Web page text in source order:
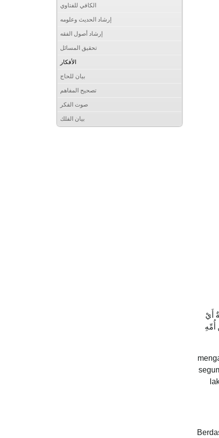
أَيْ
أُمِّهِ
الكافي للفتاوي
إرشاد الحديث وعلومه
إرشاد أصول الفقه
تحقيق المسائل
الأفكار
بيان للحاج
تصحيح المفاهم
صوت الفكر
بيان الفلك